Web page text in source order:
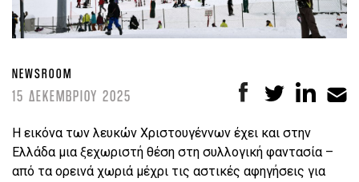
NEWSROOM
15 ΔΕΚΕΜΒΡΙΟΥ 2025
Η εικόνα των λευκών Χριστουγέννων έχει και στην
Ελλάδα μια ξεχωριστή θέση στη συλλογική φαντασία –
από τα ορεινά χωριά μέχρι τις αστικές αφηγήσεις για